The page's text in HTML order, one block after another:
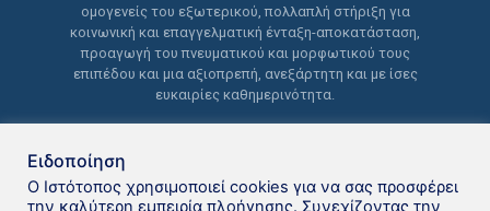
ομογενείς του εξωτερικού, πολλαπλή στήριξη για
κοινωνική και επαγγελματική ένταξη-αποκατάσταση,
προαγωγή του πνευματικού και μορφωτικού τους
επιπέδου και μια αξιοπρεπή, ανεξάρτητη και με ίσες
ευκαιρίες καθημερινότητα.
Ειδοποίηση
Ο Ιστότοπος χρησιμοποιεί cookies για να σας προσφέρει
την καλύτερη εμπειρία πλοήγησης. Συνεχίζοντας την